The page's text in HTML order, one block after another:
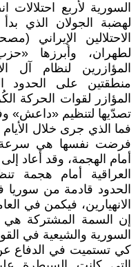
السورية لأربع احتلالات
الاحتلالين الإيراني
لطهران، وأبرزها
المؤازرين لنظام آل
منطقتين على الحدود
المؤازر لقوات الحركة
تصدّيها لتنظيم «داعش»
فما الذي جرى خلال الأيام
فرضت نفسها هي سرعة
أمام الهجمة، وقد أعاد
العراقية أمام هجمة
الانهيارين، فيكمن في
إن السمة المشتركة هي
السورية والشيعية في
كي تستميت في الدفاع عن